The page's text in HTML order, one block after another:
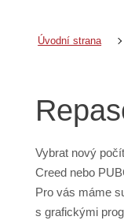
Úvodní strana
Vybrat nový
Creed nebo
Pro vás máme
s grafickými